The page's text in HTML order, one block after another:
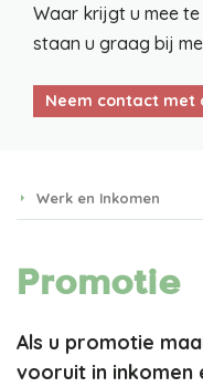
Waar krijgt u mee
staan u graag bij
Neem contact met
Werk en Inkomen
Promotie
Als u promotie
vooruit in inkomen